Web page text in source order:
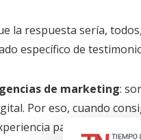
la respuesta sería,
específico de
de marketing:
Por eso, cuando
para animar a